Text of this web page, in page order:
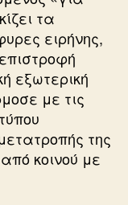
τα
ειρήνης,
εξωτερική
με τις
της
κοινού με